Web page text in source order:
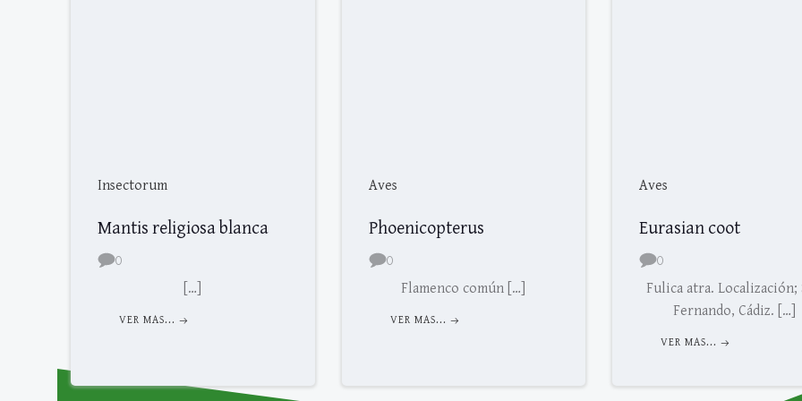
Insectorum
Mantis religiosa blanca
0
[…]
VER MAS...
Aves
Phoenicopterus
0
Flamenco común […]
VER MAS...
Aves
Eurasian coot
0
Fulica atra. Localización;
Fernando, Cádiz. […]
VER MAS...